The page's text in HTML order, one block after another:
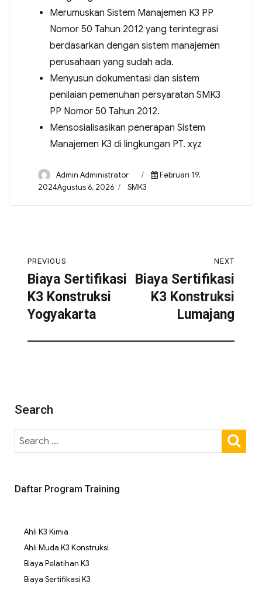
Merumuskan Sistem Manajemen K3 PP
Nomor 50 Tahun 2012 yang terintegrasi
berdasarkan dengan sistem manajemen
perusahaan yang sudah ada.
Menyusun dokumentasi dan sistem
penilaian pemenuhan persyaratan SMK3
PP Nomor 50 Tahun 2012.
Mensosialisasikan penerapan Sistem
Manajemen K3 di lingkungan PT. xyz
Admin Administrator
Februari 19,
2024Agustus 6, 2026
SMK3
PREVIOUS
Biaya Sertifikasi
K3 Konstruksi
Yogyakarta
NEXT
Biaya Sertifikasi
K3 Konstruksi
Lumajang
Search
Daftar Program Training
Ahli K3 Kimia
Ahli Muda K3 Konstruksi
Biaya Pelatihan K3
Biaya Sertifikasi K3